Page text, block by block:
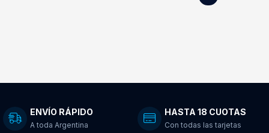
ENVÍO RÁPIDO
A toda Argentina
HASTA 18 CUOTAS
Con todas las tarjetas